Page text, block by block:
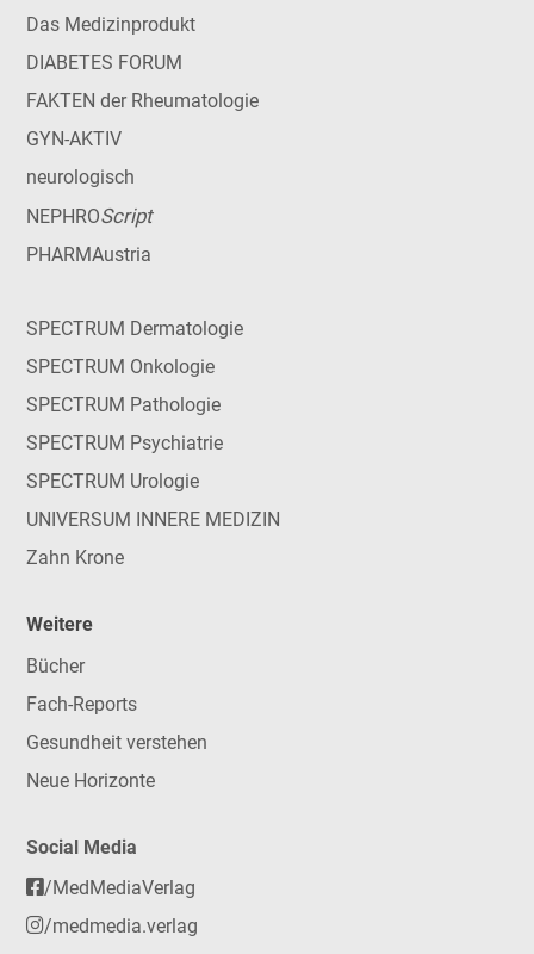
Das Medizinprodukt
DIABETES FORUM
FAKTEN der Rheumatologie
GYN-AKTIV
neurologisch
NEPHROScript
PHARMAustria
SPECTRUM Dermatologie
SPECTRUM Onkologie
SPECTRUM Pathologie
SPECTRUM Psychiatrie
SPECTRUM Urologie
UNIVERSUM INNERE MEDIZIN
Zahn Krone
Weitere
Bücher
Fach-Reports
Gesundheit verstehen
Neue Horizonte
Social Media
/MedMediaVerlag
/medmedia.verlag